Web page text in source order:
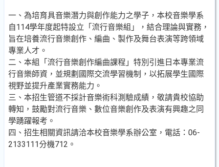
一、為培育具音樂潛力與創作能力之學子，本校音樂學系
自114學年度起特設立「流行音樂組」，結合理論與實務，
旨在培養流行音樂創作、編曲、製作及舞台表演等跨領域
專業人才。
二、本組「流行音樂創作編曲課程」特別引進日本專業流
行音樂師資，並規劃國際交流學習機制，以拓展學生國際
視野並提升產業實務能力。
三、本招生管道不採計音樂術科測驗成績，敬請貴校協助
轉知，鼓勵對流行音樂、數位音樂創作及表演有興趣之同
學踴躍報考。
四、招生相關資訊請洽本校音樂學系辦公室，電話：06-
2133111分機712。